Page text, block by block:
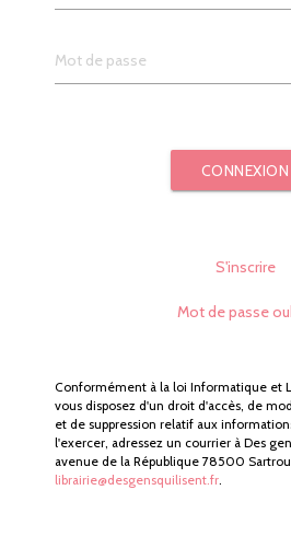
CONNEXION
S'inscrire
Mot de passe
Conformément à la loi Informatique et
vous disposez d'un droit d'accès, de
et de suppression relatif aux
l'exercer, adressez un courrier à Des
avenue de la République 78500
librairie@desgensquilisent.fr